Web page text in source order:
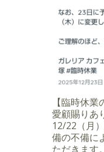
【臨時休
愛顧賜りあ
12/22（月
備の不備に
ただきます